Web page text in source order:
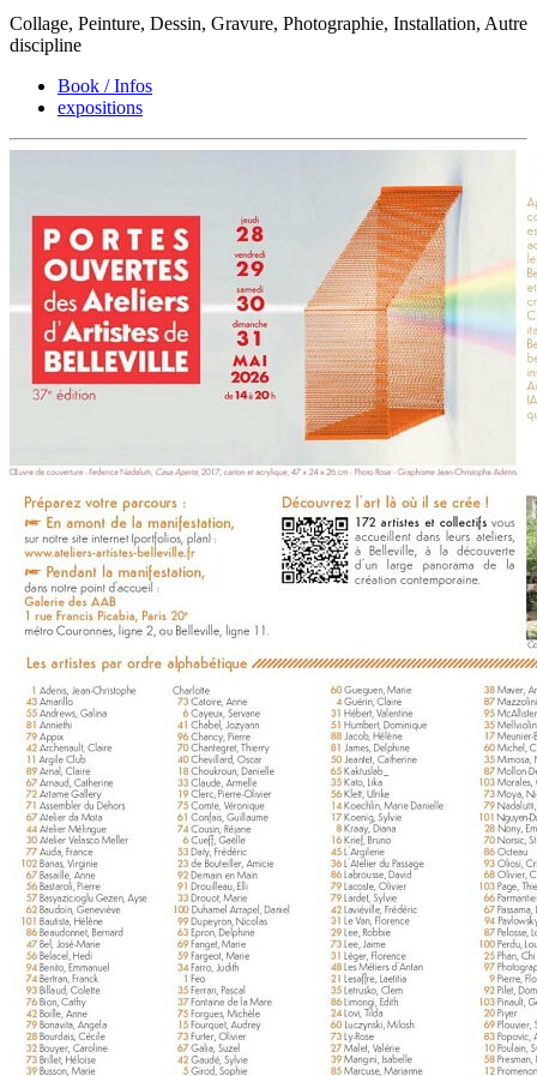
Collage, Peinture, Dessin, Gravure, Photographie, Installation, Autre
discipline
Book / Infos
expositions